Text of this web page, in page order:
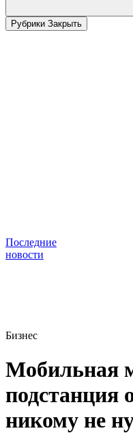
Рубрики Закрыть
Последние
новости
Бизнес
Мобильная
подстанция
никому не